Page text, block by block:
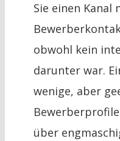
Sie einen Kanal
obwohl kein
darunter war.
wenige, aber
über